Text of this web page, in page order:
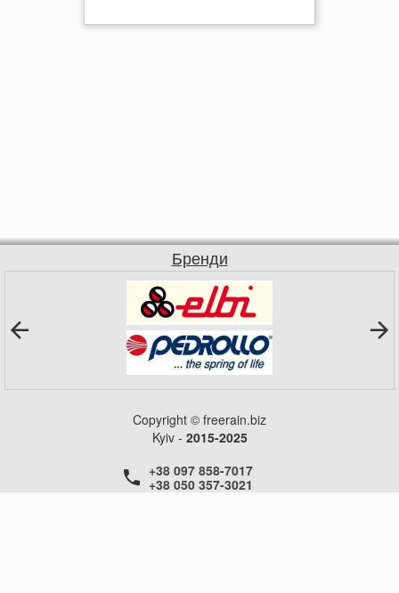
Бренди
Copyright © freerain.biz
Kyiv - 2015-2025
+38 097 858-7017
+38 050 357-3021